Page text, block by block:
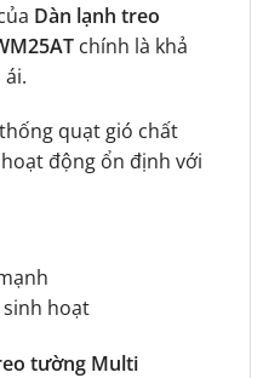
Dàn lạnh treo
chính là khả
quạt gió chất
động ổn định với
hoạt
tường Multi